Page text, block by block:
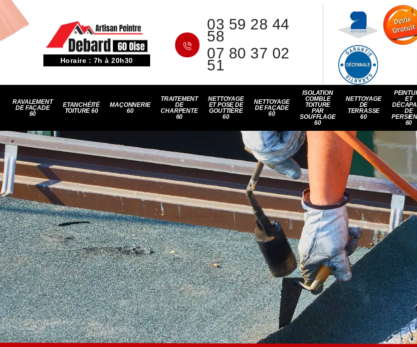
Horaire : 7h à 20h30
03 59 28 44
58
07 80 37 02
51
RAVALEMENT
DE FAÇADE
60
ETANCHÉITÉ
TOITURE 60
MAÇONNERIE
60
TRAITEMENT
DE
CHARPENTE
60
NETTOYAGE
ET POSE DE
GOUTTIÈRE
60
NETTOYAGE
DE FAÇADE
60
ISOLATION
COMBLE
TOITURE
PAR
SOUFFLAGE
60
NETTOYAGE
DE
TERRASSE
60
ET
DE
60